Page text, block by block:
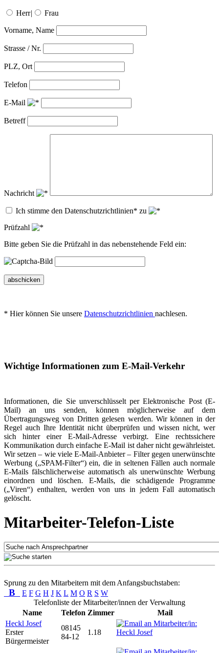
Herr| Frau
Vorname, Name
Strasse / Nr.
PLZ, Ort
Telefon
E-Mail
Betreff
Nachricht
Ich stimme den Datenschutzrichtlinien* zu
Prüfzahl
Bitte geben Sie die Prüfzahl in das nebenstehende Feld ein:
abschicken
* Hier können Sie unsere Datenschutzrichtlinien nachlesen.
Wichtige Informationen zum E-Mail-Verkehr
Informationen, die Sie unverschlüsselt per Elektronische Post (E-
Mail) an uns senden, können möglicherweise auf dem
Übertragungsweg von Dritten gelesen werden. Wir können in der
Regel auch Ihre Identität nicht überprüfen und wissen nicht, wer
sich hinter einer E-Mail-Adresse verbirgt. Eine rechtssichere
Kommunikation durch einfache E-Mail ist daher nicht gewährleistet.
Wir setzen – wie viele E-Mail-Anbieter – Filter gegen unerwünschte
Werbung („SPAM-Filter“) ein, die in seltenen Fällen auch normale
E-Mails fälschlicherweise automatisch als unerwünschte Werbung
einordnen und löschen. E-Mails, die schädigende Programme
(„Viren“) enthalten, werden von uns in jedem Fall automatisch
gelöscht.
Mitarbeiter-Telefon-Liste
Sprung zu den Mitarbeitern mit dem Anfangsbuchstaben:
B E F G H J K L M O R S W
Telefonliste der Mitarbeiter/innen der Verwaltung
Name
Telefon Zimmer
Mail
Heckl Josef
Erster
Bürgermeister
08145
84-12
1.18